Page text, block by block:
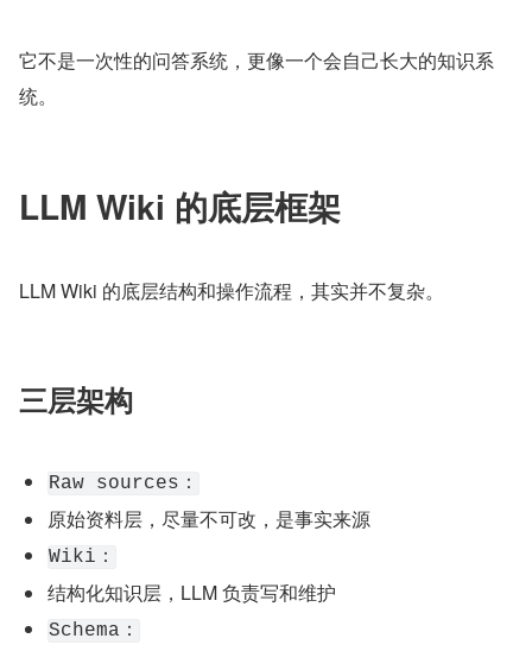
它不是一次性的问答系统，更像一个会自己长大的知识系
统。
LLM Wiki 的底层框架
LLM Wiki 的底层结构和操作流程，其实并不复杂。
三层架构
Raw sources：
原始资料层，尽量不可改，是事实来源
Wiki：
结构化知识层，LLM 负责写和维护
Schema：